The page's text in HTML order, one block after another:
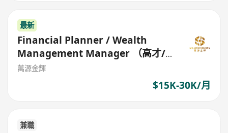
最新
Financial Planner / Wealth
Management Manager （高才/
優才/專才/留學/投資移民）
萬源金輝
$15K-30K/月
兼職